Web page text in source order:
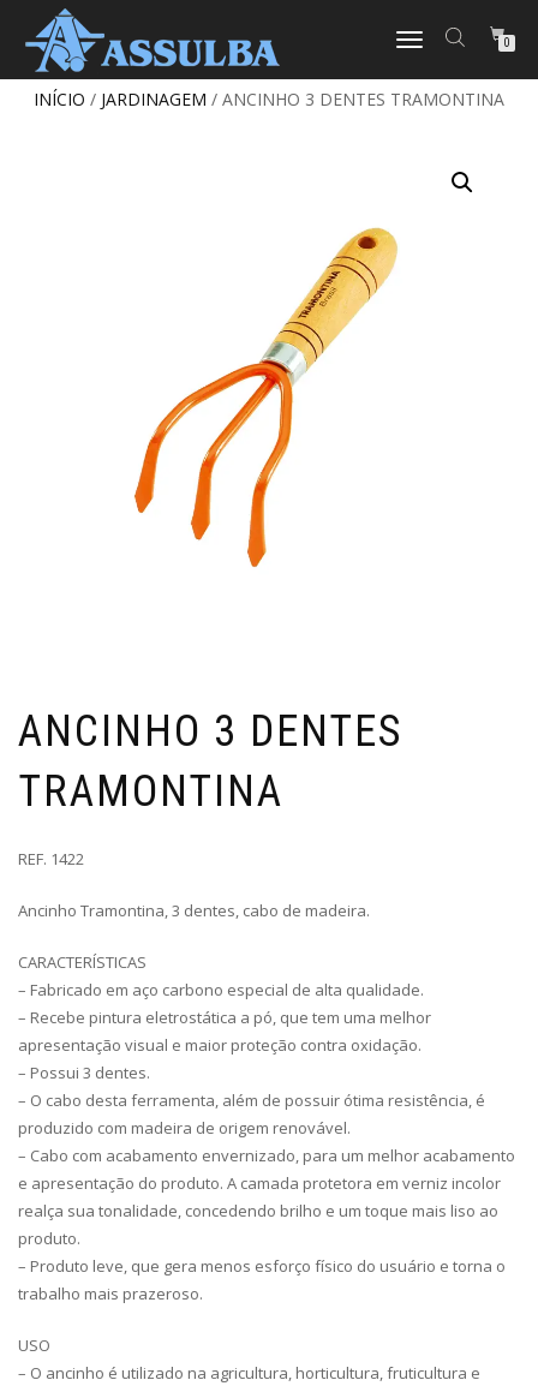
ALTERNAR
0
INÍCIO / JARDINAGEM / ANCINHO 3 DENTES TRAMONTINA
ANCINHO 3 DENTES
TRAMONTINA
REF. 1422
Ancinho Tramontina, 3 dentes, cabo de madeira.
CARACTERÍSTICAS
– Fabricado em aço carbono especial de alta qualidade.
– Recebe pintura eletrostática a pó, que tem uma melhor
apresentação visual e maior proteção contra oxidação.
– Possui 3 dentes.
– O cabo desta ferramenta, além de possuir ótima resistência, é
produzido com madeira de origem renovável.
– Cabo com acabamento envernizado, para um melhor acabamento
e apresentação do produto. A camada protetora em verniz incolor
realça sua tonalidade, concedendo brilho e um toque mais liso ao
produto.
– Produto leve, que gera menos esforço físico do usuário e torna o
trabalho mais prazeroso.
USO
– O ancinho é utilizado na agricultura, horticultura, fruticultura e